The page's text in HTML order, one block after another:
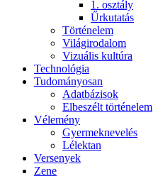
1. osztály
Űrkutatás
Történelem
Világirodalom
Vizuális kultúra
Technológia
Tudományosan
Adatbázisok
Elbeszélt történelem
Vélemény
Gyermeknevelés
Lélektan
Versenyek
Zene